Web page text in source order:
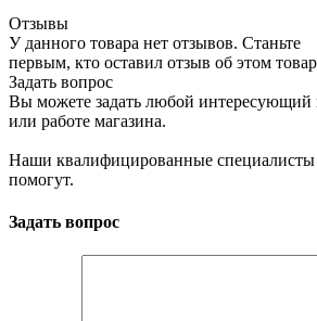
Отзывы
У данного товара нет отзывов. Станьте
первым, кто оставил отзыв об этом
Задать вопрос
Вы можете задать любой интересующий
или работе магазина.
Наши квалифицированные специалисты
помогут.
Задать вопрос